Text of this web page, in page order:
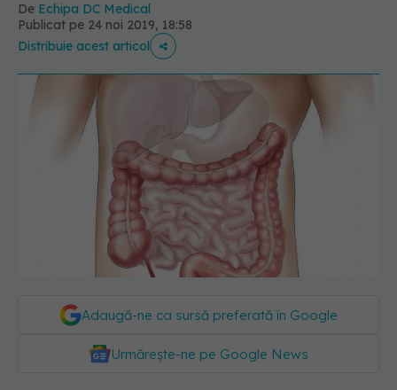
De Echipa DC Medical
Publicat pe 24 noi 2019, 18:58
Distribuie acest articol
Adaugă-ne ca sursă preferată în Google
Urmărește-ne pe Google News